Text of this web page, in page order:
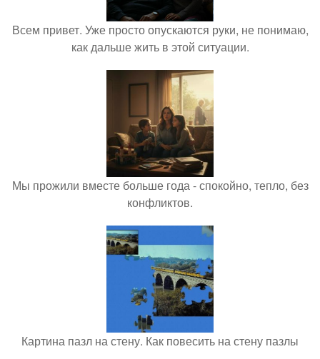
Всем привет. Уже просто опускаются руки, не понимаю,
как дальше жить в этой ситуации.
Мы прожили вместе больше года - спокойно, тепло, без
конфликтов.
Картина пазл на стену. Как повесить на стену пазлы